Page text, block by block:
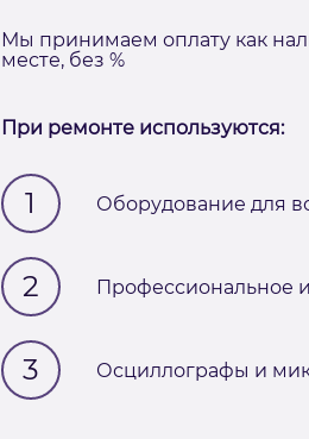
Мы принимаем оплату как
месте, без %
При ремонте используются:
1 Оборудование для
2 Профессиональное
3 Осциллографы и